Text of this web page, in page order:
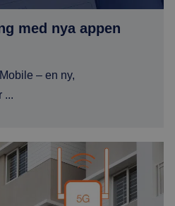
med nya appen
Mobile – en ny,
...
3G-näten släcks ner